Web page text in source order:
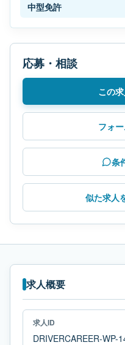
中型免許
応募・相談
この
フォ
条
似た求人
求人概要
求人ID
DRIVERCAREER-WP-